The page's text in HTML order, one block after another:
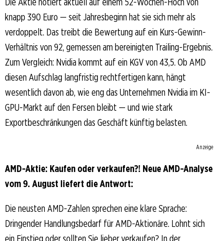
knapp 390 Euro — seit Jahresbeginn hat sie sich mehr als
verdoppelt. Das treibt die Bewertung auf ein Kurs-Gewinn-
Verhältnis von 92, gemessen am bereinigten Trailing-Ergebnis.
Zum Vergleich: Nvidia kommt auf ein KGV von 43,5. Ob AMD
diesen Aufschlag langfristig rechtfertigen kann, hängt
wesentlich davon ab, wie eng das Unternehmen Nvidia im KI-
GPU-Markt auf den Fersen bleibt — und wie stark
Exportbeschränkungen das Geschäft künftig belasten.
Anzeige
AMD-Aktie: Kaufen oder verkaufen?! Neue AMD-Analyse
vom 9. August liefert die Antwort:
Die neusten AMD-Zahlen sprechen eine klare Sprache:
Dringender Handlungsbedarf für AMD-Aktionäre. Lohnt sich
ein Einstieg oder sollten Sie lieber verkaufen? In der